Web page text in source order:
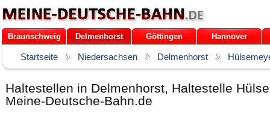
Braunschweig Delmenhorst Göttingen Hannover
Startseite Niedersachsen Delmenhorst
Haltestellen in Delmenhorst, Haltestelle
Meine-Deutsche-Bahn.de